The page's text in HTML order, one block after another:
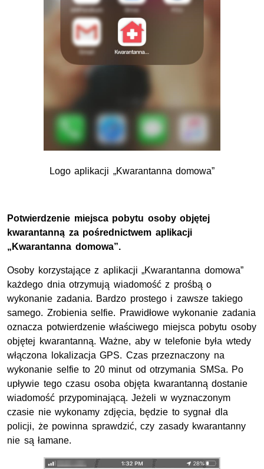
Logo aplikacji „Kwarantanna domowa”
Potwierdzenie miejsca pobytu osoby objętej
kwarantanną za pośrednictwem aplikacji
„Kwarantanna domowa”.
Osoby korzystające z aplikacji „Kwarantanna domowa”
każdego dnia otrzymują wiadomość z prośbą o
wykonanie zadania. Bardzo prostego i zawsze takiego
samego. Zrobienia selfie. Prawidłowe wykonanie zadania
oznacza potwierdzenie właściwego miejsca pobytu osoby
objętej kwarantanną.Ważne, aby w telefonie była wtedy
włączona lokalizacja GPS. Czas przeznaczony na
wykonanie selfie to 20 minut od otrzymania SMSa. Po
upływie tego czasu osoba objęta kwarantanną dostanie
wiadomość przypominającą. Jeżeli w wyznaczonym
czasie nie wykonamy zdjęcia, będzie to sygnał dla
policji, że powinna sprawdzić, czy zasady kwarantanny
nie są łamane.